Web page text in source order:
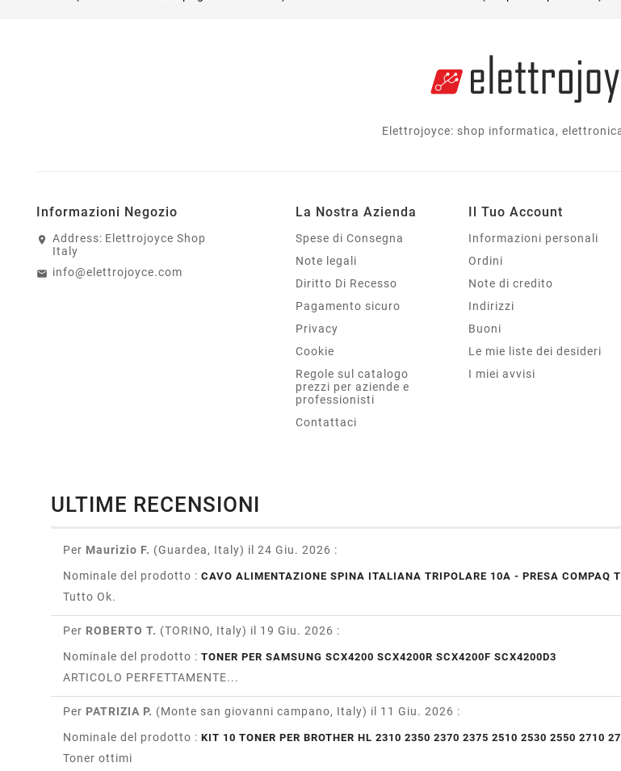
Elettrojoyce: shop informatica,
Informazioni Negozio
Address: Elettrojoyce Shop
Italy
info@elettrojoyce.com
La Nostra Azienda
Spese di Consegna
Note legali
Diritto Di Recesso
Pagamento sicuro
Privacy
Cookie
Regole sul catalogo
prezzi per aziende e
professionisti
Contattaci
Il Tuo Account
Informazioni personali
Ordini
Note di credito
Indirizzi
Buoni
Le mie liste dei desideri
I miei avvisi
ULTIME RECENSIONI
Per Maurizio F. (Guardea, Italy) il 24 Giu. 2026 :
Nominale del prodotto : CAVO ALIMENTAZIONE SPINA ITALIANA TRIPOLARE 10A - PRESA COMPAQ
Tutto Ok.
Per ROBERTO T. (TORINO, Italy) il 19 Giu. 2026 :
Nominale del prodotto : TONER PER SAMSUNG SCX4200 SCX4200R SCX4200F SCX4200D3
ARTICOLO PERFETTAMENTE...
Per PATRIZIA P. (Monte san giovanni campano, Italy) il 11 Giu. 2026 :
Nominale del prodotto : KIT 10 TONER PER BROTHER HL 2310 2350 2370 2375 2510 2530 2550 2710
Toner ottimi